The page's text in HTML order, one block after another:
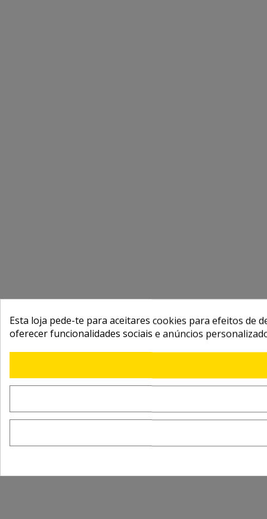
Esta loja pede-te para aceitares cookies para efeitos de
oferecer funcionalidades sociais e anúncios